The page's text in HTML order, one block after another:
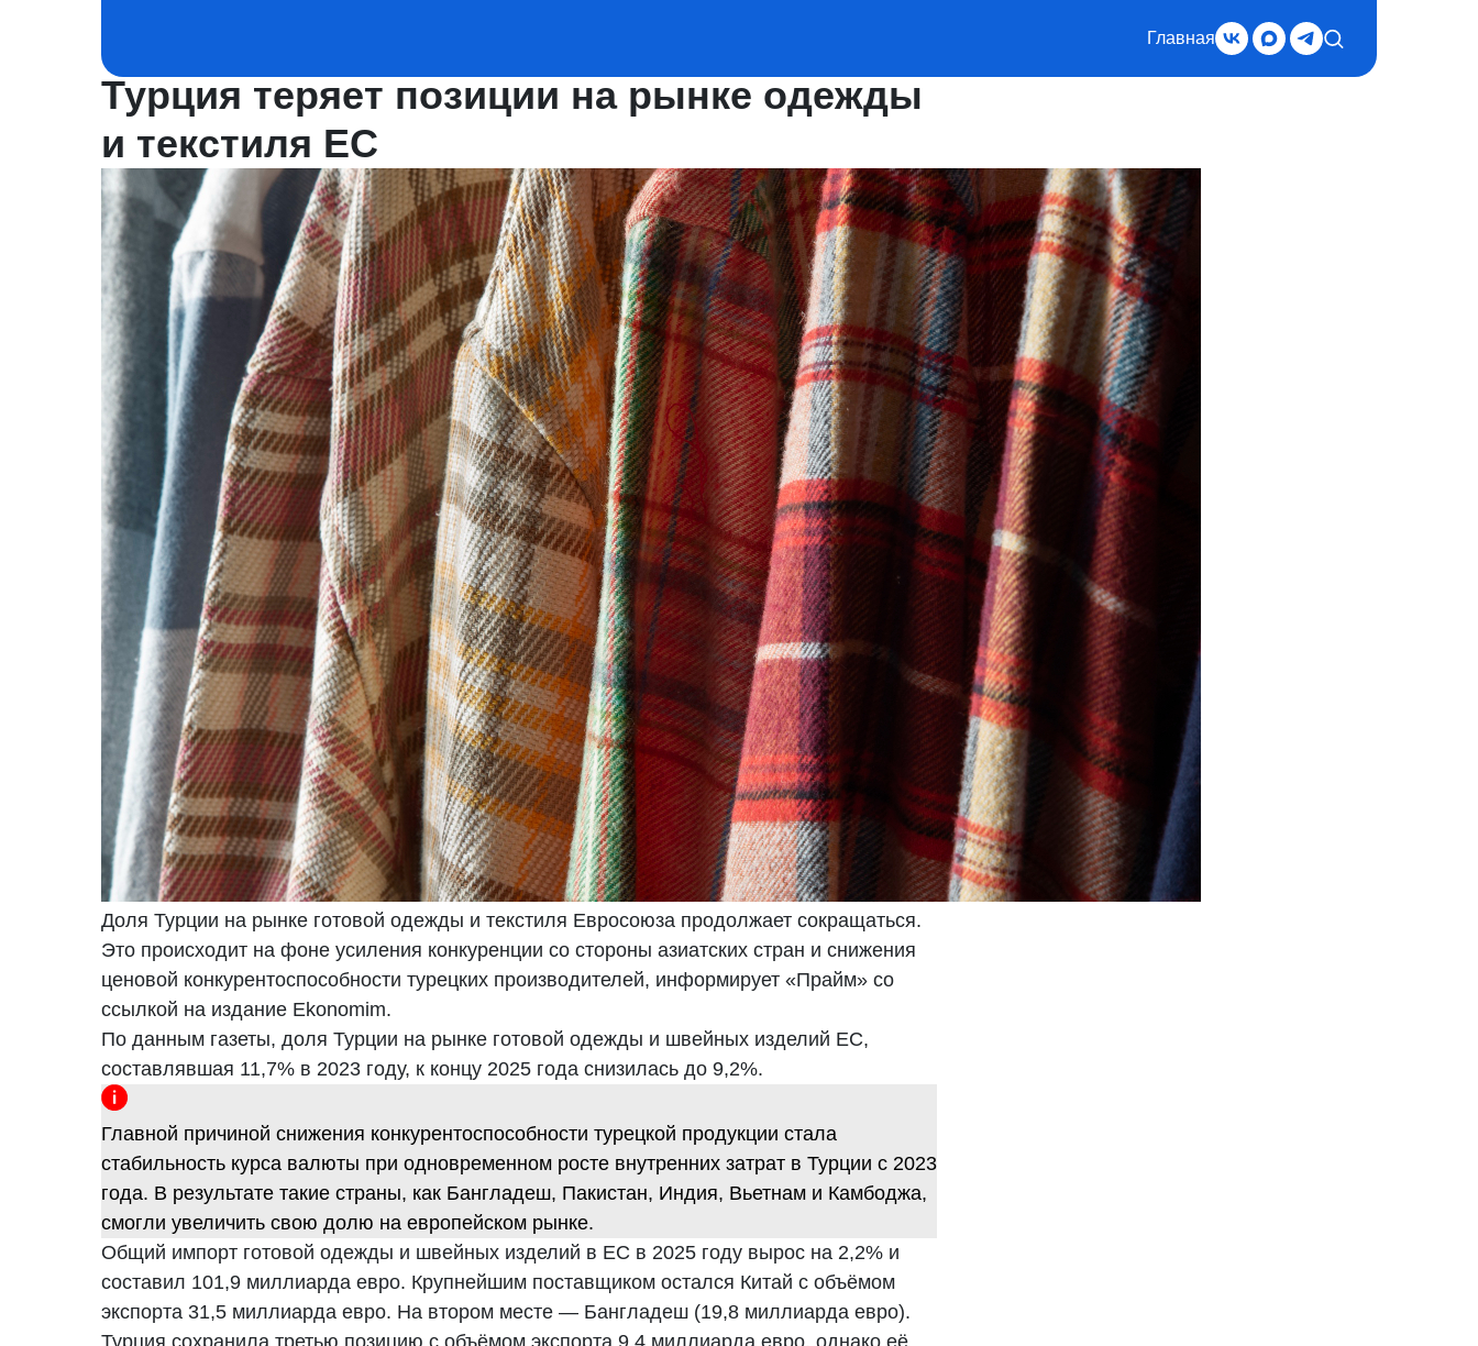
Главная
Турция теряет позиции на рынке одежды
и текстиля ЕС
Доля Турции на рынке готовой одежды и текстиля Евросоюза продолжает сокращаться.
Это происходит на фоне усиления конкуренции со стороны азиатских стран и снижения
ценовой конкурентоспособности турецких производителей, информирует «Прайм» со
ссылкой на издание Ekonomim.
По данным газеты, доля Турции на рынке готовой одежды и швейных изделий ЕС,
составлявшая 11,7% в 2023 году, к концу 2025 года снизилась до 9,2%.
Главной причиной снижения конкурентоспособности турецкой продукции стала
стабильность курса валюты при одновременном росте внутренних затрат в Турции с 2023
года. В результате такие страны, как Бангладеш, Пакистан, Индия, Вьетнам и Камбоджа,
смогли увеличить свою долю на европейском рынке.
Общий импорт готовой одежды и швейных изделий в ЕС в 2025 году вырос на 2,2% и
составил 101,9 миллиарда евро. Крупнейшим поставщиком остался Китай с объёмом
экспорта 31,5 миллиарда евро. На втором месте — Бангладеш (19,8 миллиарда евро).
Турция сохранила третью позицию с объёмом экспорта 9,4 миллиарда евро, однако её